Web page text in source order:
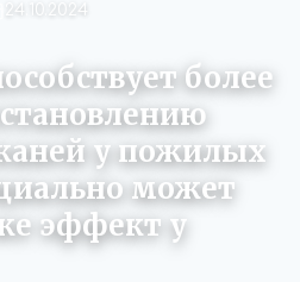
24.10.2024
более
у пожилых
может
эффект у